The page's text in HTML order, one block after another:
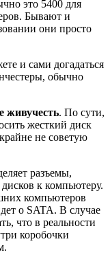
это 5400 для
Бывают и
они просто
и сами догадаться
обычно
живучесть. По сути,
жесткий диск
не советую
разъемы,
к компьютеру.
компьютеров
о SATA. В случае
что в реальности
коробочки